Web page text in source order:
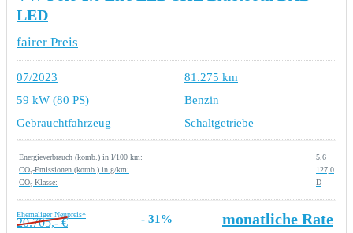
LED
fairer Preis
07/2023
81.275 km
59 kW (80 PS)
Benzin
Gebrauchtfahrzeug
Schaltgetriebe
Energieverbrauch (komb.) in l/100 km:
5,6
CO₂-Emissionen (komb.) in g/km:
127,0
CO₂-Klasse:
D
Ehemaliger Neupreis*
20.705,- € - 31% monatliche Rate